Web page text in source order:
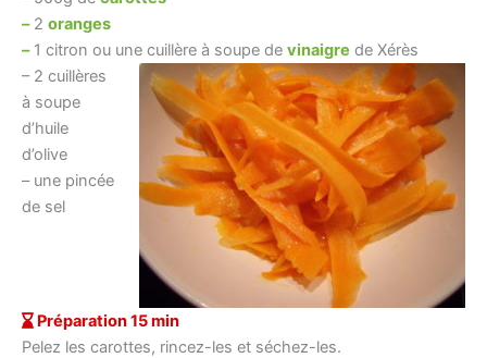
–2 oranges
–1 citron ou une cuillère à soupe de vinaigre de Xérès
– 2 cuillères
à soupe
d’huile
d’olive
– une pincée
de sel
Préparation 15 min
Pelez les carottes, rincez-les et séchez-les.